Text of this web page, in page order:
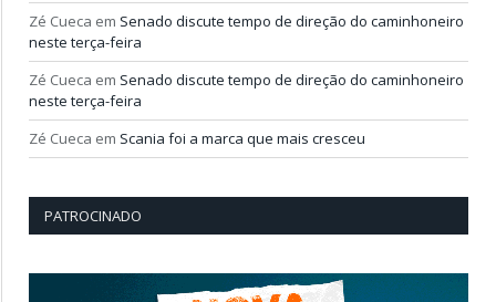
Zé Cueca em Senado discute tempo de direção do caminhoneiro
neste terça-feira
Zé Cueca em Senado discute tempo de direção do caminhoneiro
neste terça-feira
Zé Cueca em Scania foi a marca que mais cresceu
PATROCINADO